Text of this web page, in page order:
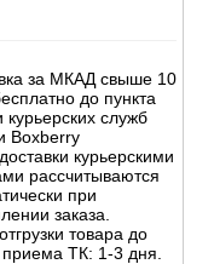
за МКАД свыше 10
до пункта
курьерских служб
Boxberry
курьерскими
рассчитываются
при
заказа.
товара до
приема ТК: 1-3 дня.